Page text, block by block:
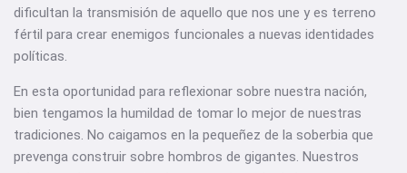
dificultan la transmisión de aquello que nos une y es terreno
fértil para crear enemigos funcionales a nuevas identidades
políticas.
En esta oportunidad para reflexionar sobre nuestra nación,
bien tengamos la humildad de tomar lo mejor de nuestras
tradiciones. No caigamos en la pequeñez de la soberbia que
prevenga construir sobre hombros de gigantes. Nuestros